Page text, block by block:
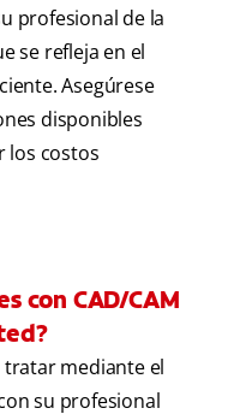
profesional de la
se refleja en el
Asegúrese
disponibles
los costos
con CAD/CAM
mediante el
su profesional